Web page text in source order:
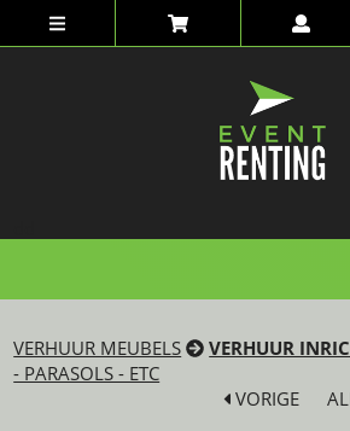
VERHUUR MEUBELS VERHUUR
- PARASOLS - ETC
VORIGE